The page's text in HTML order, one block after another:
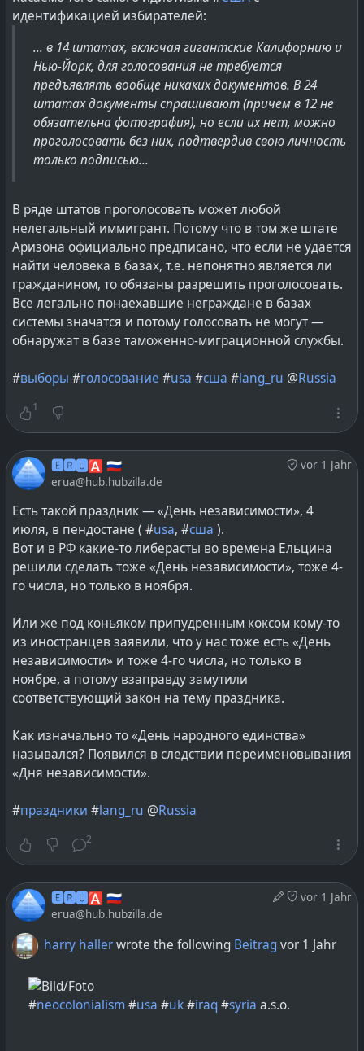
этом празднике захотят поучаствовать и остальные
государства, чтобы продемонстрировать собственные
возможности друг другу на примере своего удара по
США.
оружие#Германия#сша#usa#хроникибезумия
lang_ru
идентификацией избирателей:
... в 14 штатах, включая гигантские Калифорнию и
Нью-Йорк, для голосования не требуется
предъявлять вообще никаких документов. В 24
штатах документы спрашивают (причем в 12 не
обязательна фотография), но если их нет, можно
проголосовать без них, подтвердив свою личность
только подписью...
В ряде штатов проголосовать может любой
нелегальный иммигрант. Потому что в том же штате
Аризона официально предписано, что если не удается
найти человека в базах, т.е. непонятно является ли
гражданином, то обязаны разрешить проголосовать.
Все легально понаехавшие неграждане в базах
системы значатся и потому голосовать не могут —
обнаружат в базе таможенно-миграционной службы.
#выборы #голосование #usa #сша #lang_ru @Russia
1
vor 1 Jahr
🅴🆁🆄🅰 🇷🇺
erua@hub.hubzilla.de
Есть такой праздник — «День независимости», 4
июля, в пендостане ( #usa, #сша ).
Вот и в РФ какие-то либерасты во времена Ельцина
решили сделать тоже «День независимости», тоже 4-
го числа, но только в ноября.
Или же под коньяком припудренным коксом кому-то
из иностранцев заявили, что у нас тоже есть «День
независимости» и тоже 4-го числа, но только в
ноябре, а потому взаправду замутили
соответствующий закон на тему праздника.
Как изначально то «День народного единства»
назывался? Появился в следствии переименовывания
«Дня независимости».
#праздники #lang_ru @Russia
2
vor 1 Jahr
🅴🆁🆄🅰 🇷🇺
erua@hub.hubzilla.de
harry hallerwrote the following Beitragvor 1 Jahr
#neocolonialism#usa #uk#iraq#syria a.s.o.